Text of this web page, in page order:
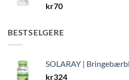
kr70
BESTSELGERE
SOLARAY |
kr324